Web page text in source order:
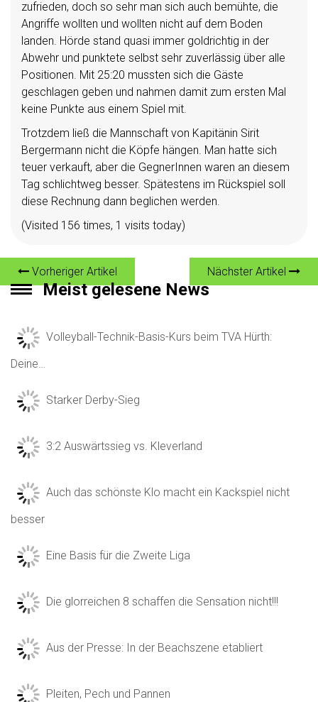
zufrieden, doch so sehr man sich auch bemühte, die
Angriffe wollten und wollten nicht auf dem Boden
landen. Hörde stand quasi immer goldrichtig in der
Abwehr und punktete selbst sehr zuverlässig über alle
Positionen. Mit 25:20 mussten sich die Gäste
geschlagen geben und nahmen damit zum ersten Mal
keine Punkte aus einem Spiel mit.
Trotzdem ließ die Mannschaft von Kapitänin Sirit
Bergermann nicht die Köpfe hängen. Man hatte sich
teuer verkauft, aber die GegnerInnen waren an diesem
Tag schlichtweg besser. Spätestens im Rückspiel soll
diese Rechnung dann beglichen werden.
(Visited 156 times, 1 visits today)
Vorheriger Artikel Nächster Artikel
Meist gelesene News
Volleyball-Technik-Basis-Kurs beim TVA Hürth:
Deine…
Starker Derby-Sieg
3:2 Auswärtssieg vs. Kleverland
Auch das schönste Klo macht ein Kackspiel nicht
besser
Eine Basis für die Zweite Liga
Die glorreichen 8 schaffen die Sensation nicht!!!
Aus der Presse: In der Beachszene etabliert
Pleiten, Pech und Pannen